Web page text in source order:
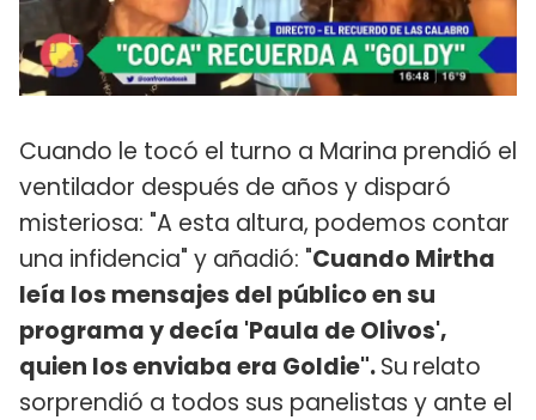
Cuando le tocó el turno a Marina prendió el
ventilador después de años y disparó
misteriosa: "A esta altura, podemos contar
una infidencia" y añadió: "Cuando Mirtha
leía los mensajes del público en su
programa y decía 'Paula de Olivos',
quien los enviaba era Goldie".Su relato
sorprendió a todos sus panelistas y ante el